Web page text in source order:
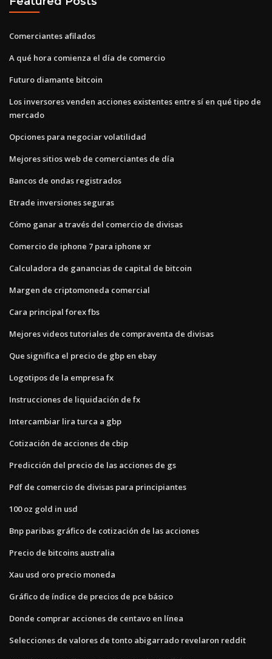
Comerciantes afilados
A qué hora comienza el día de comercio
Futuro diamante bitcoin
Los inversores venden acciones existentes entre sí en qué tipo de
mercado
Opciones para negociar volatilidad
Mejores sitios web de comerciantes de día
Bancos de ondas registrados
Etrade inversiones seguras
Cómo ganar a través del comercio de divisas
Comercio de iphone 7 para iphone xr
Calculadora de ganancias de capital de bitcoin
Margen de criptomoneda comercial
Cara principal forex fbs
Mejores videos tutoriales de compraventa de divisas
Que significa el precio de gbp en ebay
Logotipos de la empresa fx
Instrucciones de liquidación de fx
Intercambiar lira turca a gbp
Cotización de acciones de cbip
Predicción del precio de las acciones de gs
Pdf de comercio de divisas para principiantes
100 oz gold in usd
Bnp paribas gráfico de cotización de las acciones
Precio de bitcoins australia
Xau usd oro precio moneda
Gráfico de índice de precios de pce básico
Donde comprar acciones de centavo en línea
Selecciones de valores de tonto abigarrado revelaron reddit